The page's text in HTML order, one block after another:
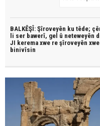
BALKÊŞÎ: Şîroveyên ku têde;
li ser bawerî, gel û neteweyên
JI kerema xwe re şîroveyên
binivîsin